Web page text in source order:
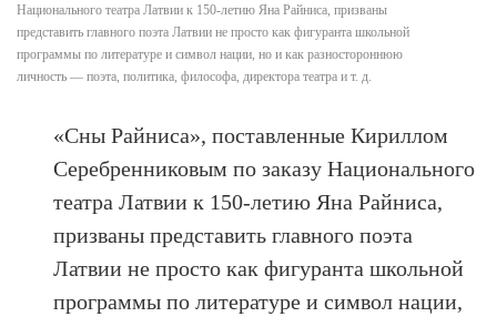
Национального театра Латвии к 150-летию Яна Райниса, призваны
представить главного поэта Латвии не просто как фигуранта школьной
программы по литературе и символ нации, но и как разностороннюю
личность — поэта, политика, философа, директора театра и т. д.
«Сны Райниса», поставленные Кириллом
Серебренниковым по заказу Национального
театра Латвии к 150-летию Яна Райниса,
призваны представить главного поэта
Латвии не просто как фигуранта школьной
программы по литературе и символ нации,